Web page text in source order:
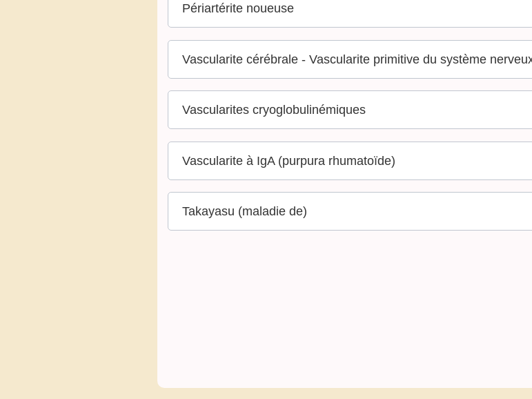
Périartérite noueuse
Vascularite cérébrale - Vascularite primitive du système
Vascularites cryoglobulinémiques
Vascularite à IgA (purpura rhumatoïde)
Takayasu (maladie de)